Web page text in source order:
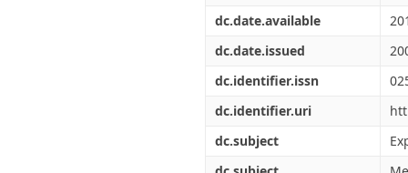
dc.date.available
dc.date.issued
dc.identifier.issn
dc.identifier.uri
dc.subject